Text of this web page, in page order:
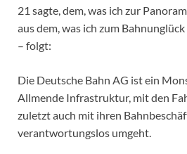
21 sagte, dem, was ich zur
aus dem, was ich zum
– folgt:
Die Deutsche Bahn AG ist ein
Allmende Infrastruktur, mit den
zuletzt auch mit ihren
verantwortungslos umgeht.